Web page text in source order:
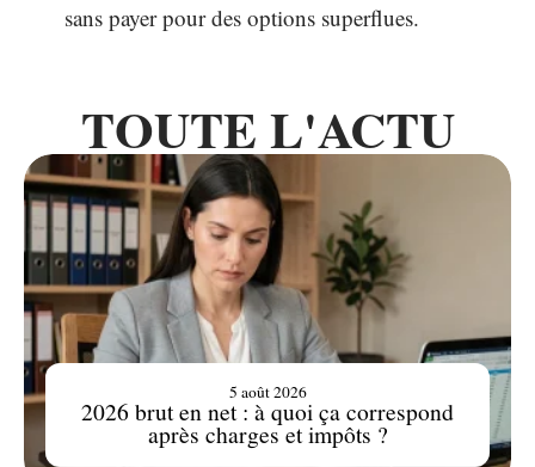
sans payer pour des options superflues.
TOUTE L'ACTU
2026 brut en net : à quoi ça correspond
après charges et impôts ?
5 août 2026